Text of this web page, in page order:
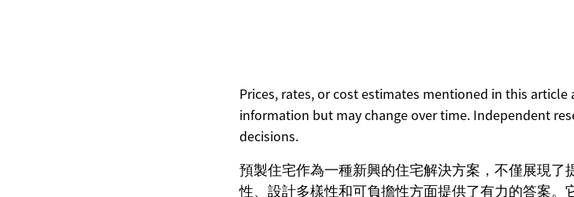
Prices, rates, or cost estimates mentioned in this
information but may change over time. Independent
decisions.
預製住宅作為一種新興的住宅解決方案，不僅展現了
性、設計多樣性和可負擔性方面提供了有力的答案。